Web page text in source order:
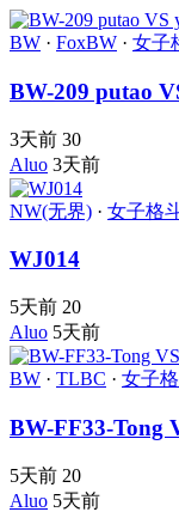
BW · FoxBW · 女子
BW-209 putao
3天前 30
Aluo 3天前
NW(无界) · 女子格
WJ014
5天前 20
Aluo 5天前
BW · TLBC · 女子
BW-FF33-Tong
5天前 20
Aluo 5天前